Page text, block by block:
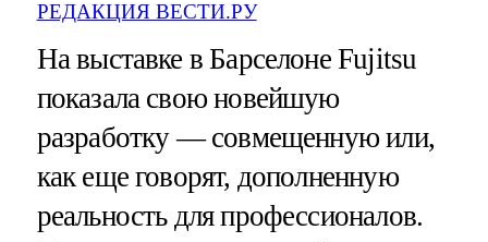
РЕДАКЦИЯ ВЕСТИ.РУ
На выставке в Барселоне Fujitsu
показала свою новейшую
разработку — совмещенную или,
как еще говорят, дополненную
реальность для профессионалов.